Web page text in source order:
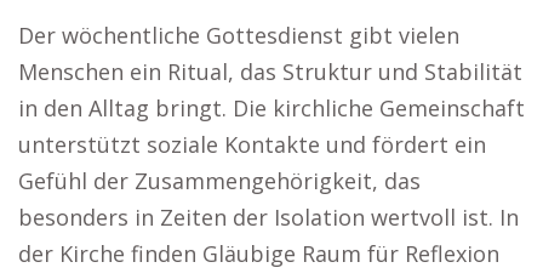
Der wöchentliche Gottesdienst gibt vielen
Menschen ein Ritual, das Struktur und Stabilität
in den Alltag bringt. Die kirchliche Gemeinschaft
unterstützt soziale Kontakte und fördert ein
Gefühl der Zusammengehörigkeit, das
besonders in Zeiten der Isolation wertvoll ist. In
der Kirche finden Gläubige Raum für Reflexion